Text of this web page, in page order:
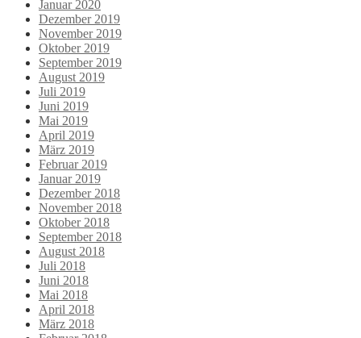
Januar 2020
Dezember 2019
November 2019
Oktober 2019
September 2019
August 2019
Juli 2019
Juni 2019
Mai 2019
April 2019
März 2019
Februar 2019
Januar 2019
Dezember 2018
November 2018
Oktober 2018
September 2018
August 2018
Juli 2018
Juni 2018
Mai 2018
April 2018
März 2018